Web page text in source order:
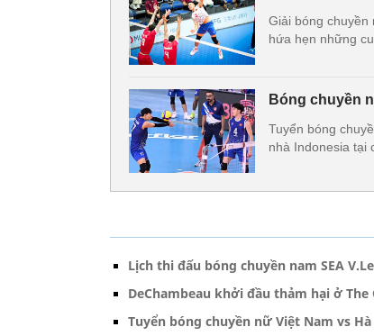
Giải bóng chuyền
hứa hẹn những
Bóng chuyền
Tuyển bóng
nhà Indonesia tại
Lịch thi đấu bóng chuyền nam SEA
DeChambeau khởi đầu thảm hại ở The
Tuyển bóng chuyền nữ Việt Nam vs